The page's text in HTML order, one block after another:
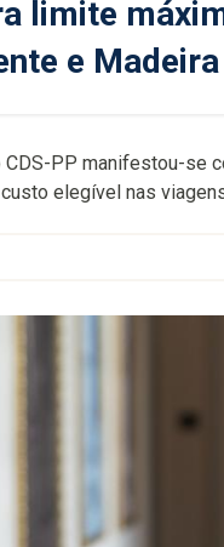
limite
e Madeira
CDS-PP manifestou-se
elegível nas